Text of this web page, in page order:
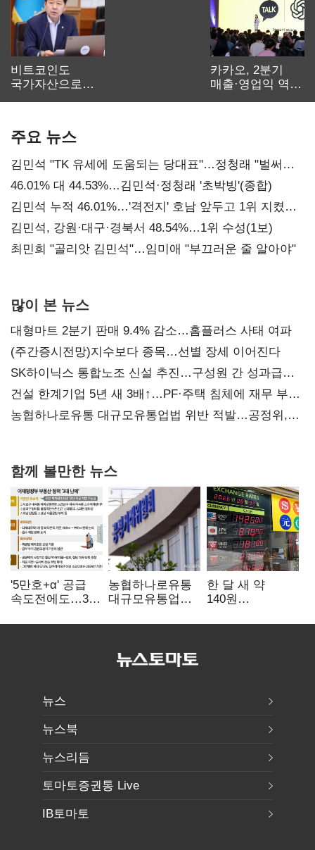
비트코인도
국가자산으로…'
카카오, 2분기
매출·영업익 역대
주요 뉴스
김민석 "TK 유세에 도움되는 당대표"…정청래 "벌써
대표된 양 당직 배분"
46.01% 대 44.53%…김민석·정청래 '초박빙'(종합)
김민석 누적 46.01%…'격전지' 호남 앞두고 1위 지켰다
(2보)
김민석, 강원·대구·경북서 48.54%…1위 수성(1보)
최민희 "골리앗 김민석"…임미애 "부끄러운 줄 알아야"
많이 본 뉴스
대형마트 2분기 판매 9.4% 감소…홈플러스 사태 여파
(주간증시전망)지수보다 종목…선별 장세 이어진다
SK하이닉스 통합노조 신설 추진…구성원 간 성과급
불만 확산
건설 한계기업 5년 새 3배↑…PF·주택 침체에 재무 부담
확대
농협하나로유통 대규모유통업법 위반 적발…공정위,
함께 볼만한 뉴스
'5만호+α' 공급
속도전에도…3대
농협하나로유통
대규모유통업법
공정위, 과징금
부과
한 달 새 약
140원
엔저'에 원화
뉴스
뉴스북
뉴스리듬
토마토증권통 Live
IB토마토